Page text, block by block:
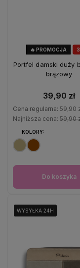
🔥 PROMOCJA
Portfel damski duży
brązowy
39,90 zł
Cena regularna: 59,90
Najniższa cena: 59,90
KOLORY:
Do koszyka
WYSYŁKA 24H
WYSYŁKA 24H
WYSYŁKA 24H